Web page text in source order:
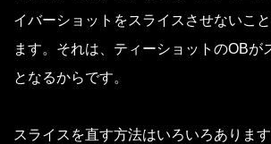
イバーショットをスライスさせないこ
ます。それは、ティーショットのOBが
となるからです。
スライスを直す方法はいろいろありま